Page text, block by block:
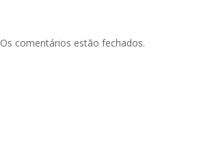
Os comentários estão fechados.